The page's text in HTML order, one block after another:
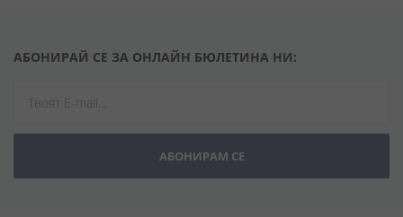
АБОНИРАЙ СЕ ЗА ОНЛАЙН БЮЛЕТИНА НИ:
АБОНИРАМ СЕ